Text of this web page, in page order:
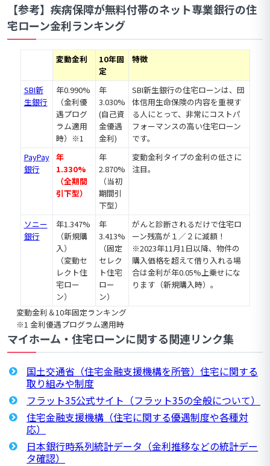
【参考】疾病保障が無料付帯のネット専業銀行の住
宅ローン金利ランキング
変動金利
10年固
定
特徴
SBI新
生銀行
年0.990%
（金利優
遇プログ
ラム適用
時）※1
年
3.030%
(自己資
金優遇
金利)
SBI新生銀行の住宅ローンは、団
体信用生命保険の内容を重視す
る人にとって、非常にコストパ
フォーマンスの高い住宅ローン
です。
PayPay
銀行
年
1.330%
（全期間
引下型）
年
2.870%
（当初
期間引
下型）
変動金利タイプの金利の低さに
注目。
ソニー
銀行
年1.347%
（新規購
入）
（変動セ
レクト住
宅ロー
ン）
年
3.413%
（固定
セレク
ト住宅
ロー
ン）
がんと診断されるだけで住宅ロ
ーン残高が１／２に減額！
※2023年11月1日以降、物件の
購入価格を超えて借り入れる場
合は金利が年0.05%上乗せにな
ります（新規購入時）。
変動金利＆10年固定ランキング
※1 金利優遇プログラム適用時
マイホーム・住宅ローンに関する関連リンク集
国土交通省（住宅金融支援機構を所管）住宅に関する
取り組みや制度
フラット35公式サイト（フラット35の全般について）
住宅金融支援機構（住宅に関する優遇制度や各種対
応）
日本銀行時系列統計データ（金利推移などの統計デー
タ確認）